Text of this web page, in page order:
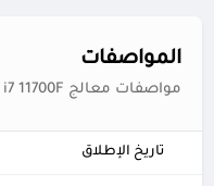
المواصفات
مواصفات معالج Intel Core i7 11700F
تاريخ الإطلاق